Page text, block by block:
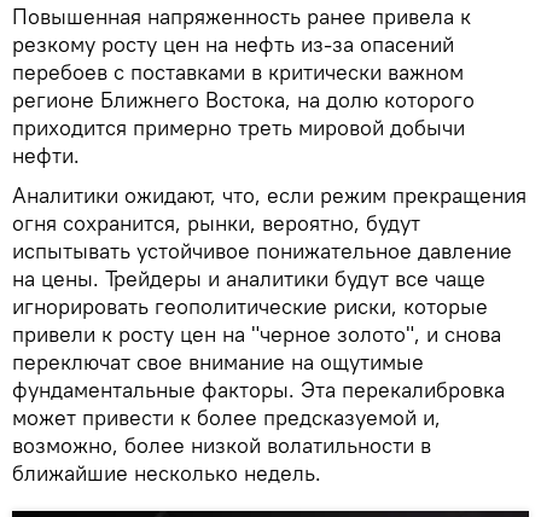
Повышенная напряженность ранее привела к
резкому росту цен на нефть из-за опасений
перебоев с поставками в критически важном
регионе Ближнего Востока, на долю которого
приходится примерно треть мировой добычи
нефти.
Аналитики ожидают, что, если режим прекращения
огня сохранится, рынки, вероятно, будут
испытывать устойчивое понижательное давление
на цены. Трейдеры и аналитики будут все чаще
игнорировать геополитические риски, которые
привели к росту цен на "черное золото", и снова
переключат свое внимание на ощутимые
фундаментальные факторы. Эта перекалибровка
может привести к более предсказуемой и,
возможно, более низкой волатильности в
ближайшие несколько недель.